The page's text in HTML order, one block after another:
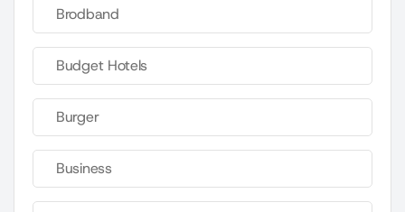
Brodband
Budget Hotels
Burger
Business